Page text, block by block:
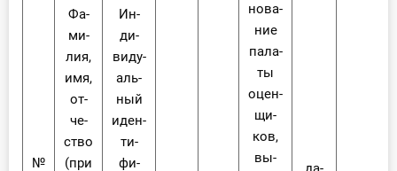
№
Фа­
ми­
лия,
имя,
от­
че­
ство
(при
Ин­
ди­
ви­ду­
аль­
ный
иден­
ти­
фи­
но­ва­
ние
па­ла­
ты
оцен­
щи­
ков,
вы­